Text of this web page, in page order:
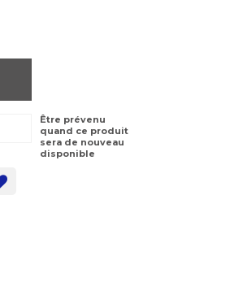
Être prévenu
quand ce produit
sera de nouveau
disponible